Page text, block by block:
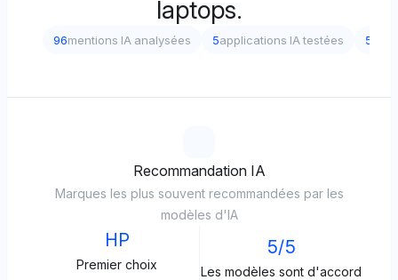
laptops.
96mentions IA analysées 5applications IA testées 5
Recommandation IA
Marques les plus souvent recommandées par les
modèles d'IA
HP
Premier choix
5/5
Les modèles sont d'accord